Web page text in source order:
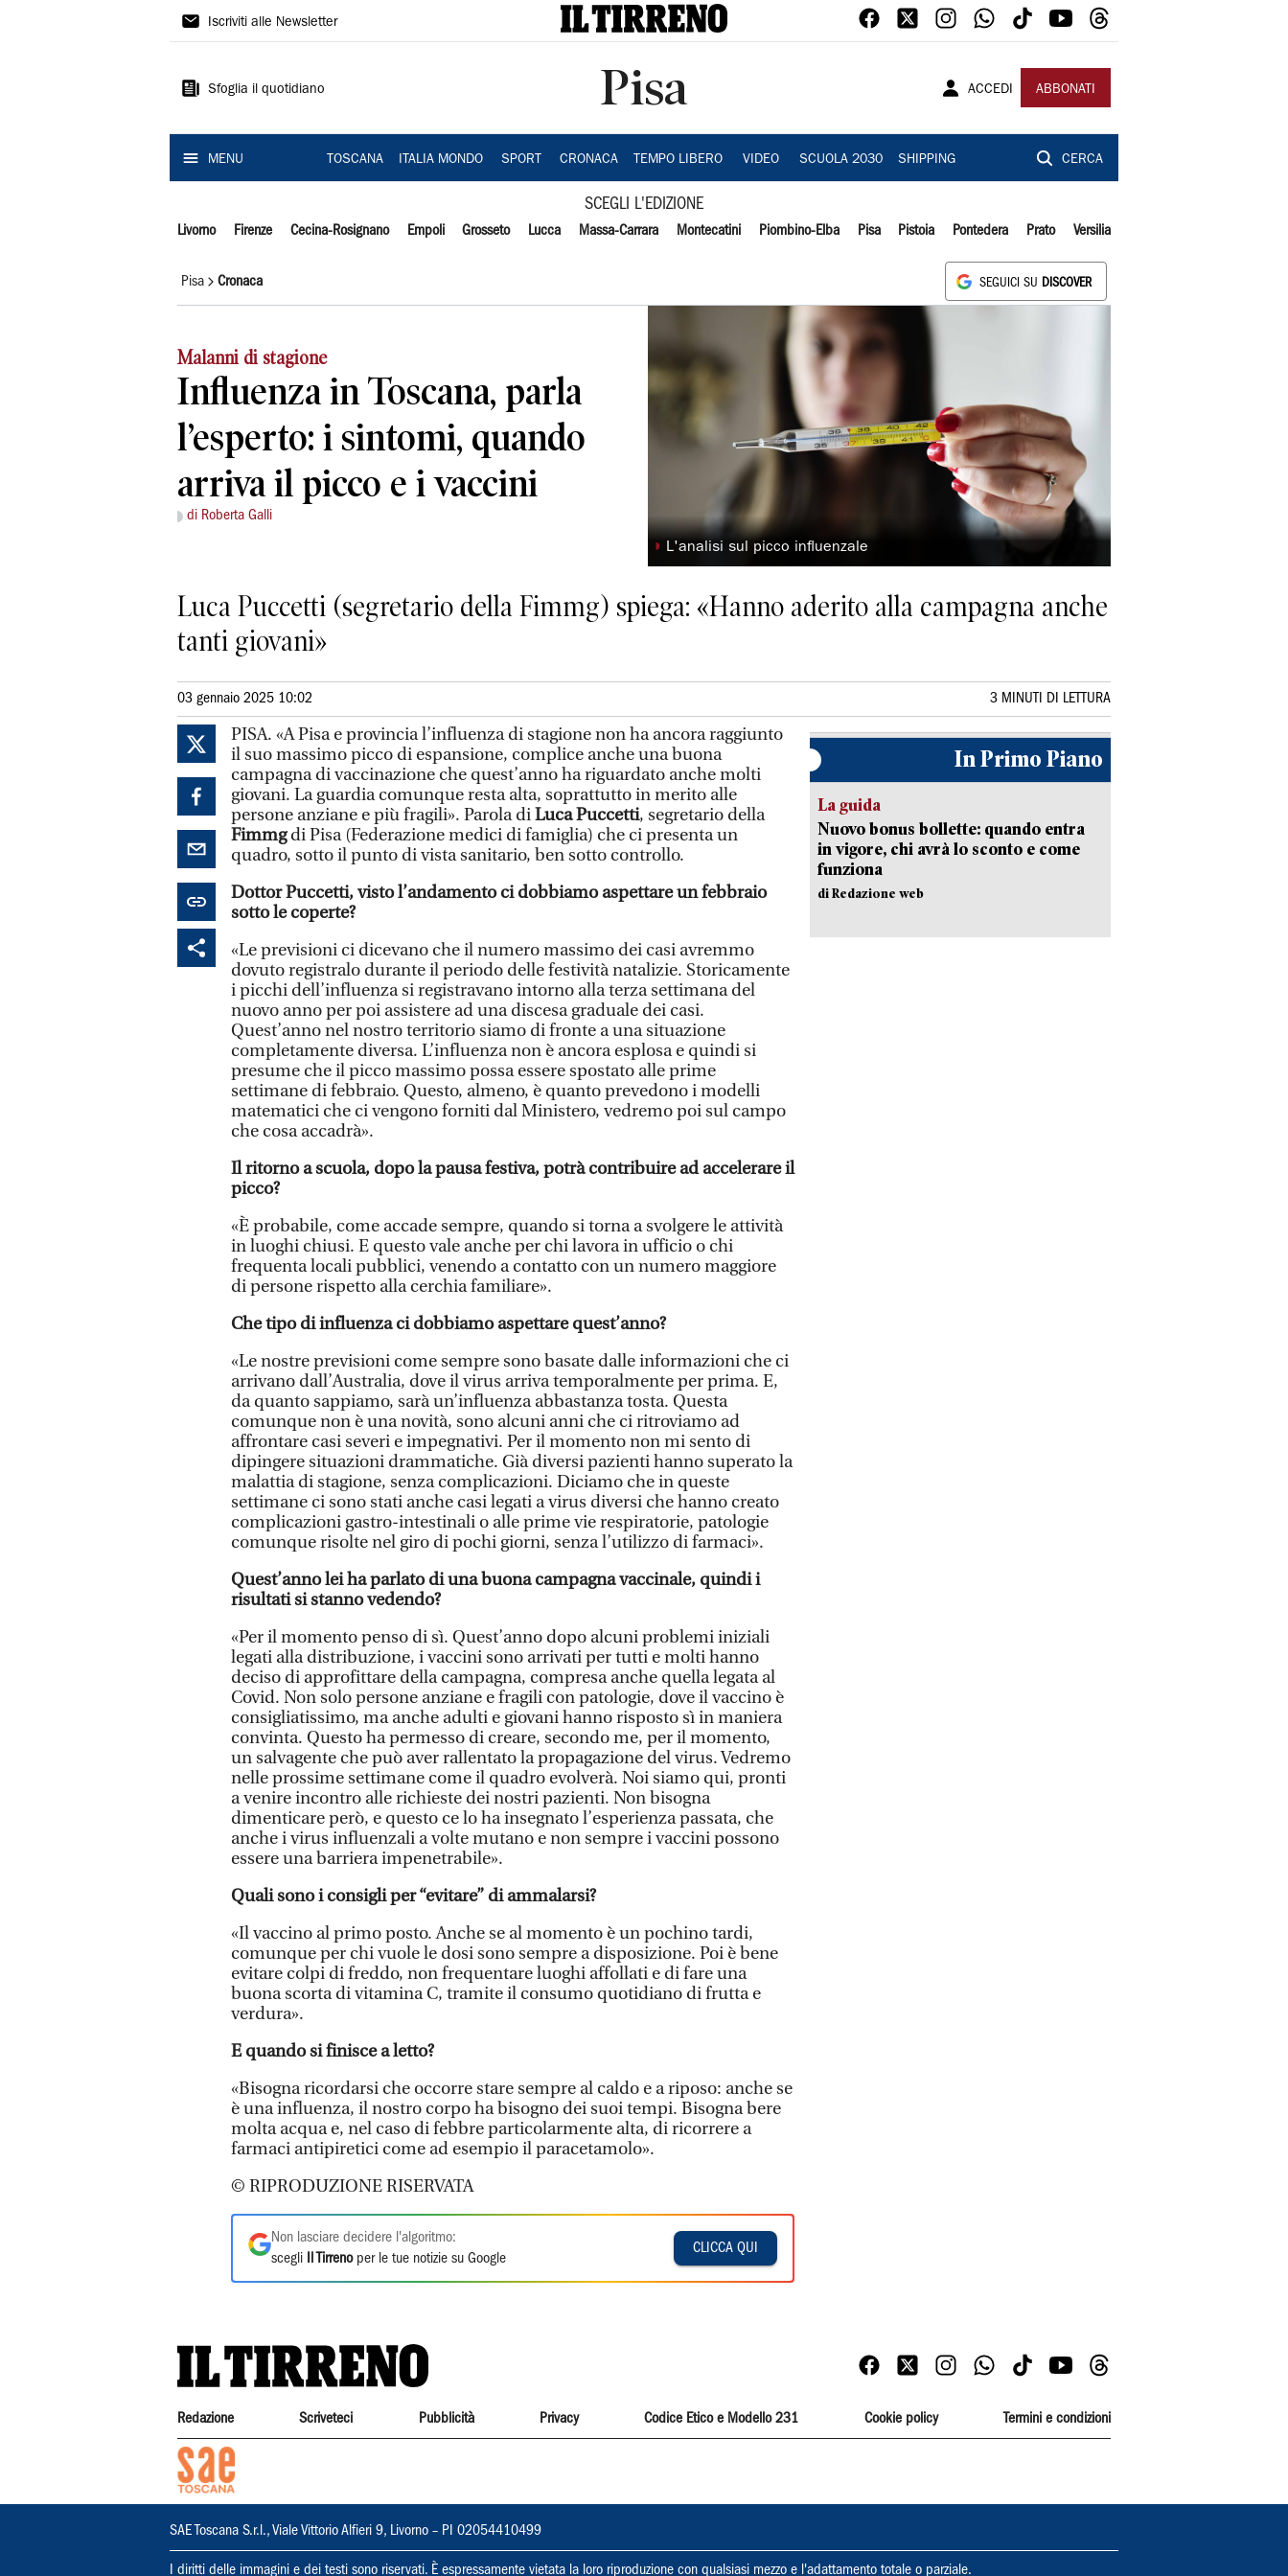
Il
Iscriviti alle Newsletter
Sfoglia il quotidiano Pisa ACCEDI ABBONATI
MENU TOSCANA ITALIA MONDO SPORT CRONACA TEMPO LIBERO VIDEO SCUOLA 2030 SHIPPING CERCA
SCEGLI L'EDIZIONE
Livorno Firenze Cecina-Rosignano Empoli Grosseto Lucca Massa-Carrara Montecatini Piombino-Elba Pisa Pistoia Pontedera Prato Versilia
Pisa Cronaca SEGUICI SU DISCOVER
Malanni di stagione
Influenza in Toscana, parla
l’esperto: i sintomi, quando
arriva il picco e i vaccini
di Roberta Galli
◗ L'analisi sul picco influenzale
Luca Puccetti (segretario della Fimmg) spiega: «Hanno aderito alla campagna anche
tanti giovani»
03 gennaio 2025 10:02 3 MINUTI DI LETTURA
PISA. «A Pisa e provincia l’influenza di stagione non ha ancora raggiunto
il suo massimo picco di espansione, complice anche una buona
campagna di vaccinazione che quest’anno ha riguardato anche molti
giovani. La guardia comunque resta alta, soprattutto in merito alle
persone anziane e più fragili». Parola diLuca Puccetti, segretario della
Fimmgdi Pisa (Federazione medici di famiglia) che ci presenta un
quadro, sotto il punto di vista sanitario, ben sotto controllo.
Dottor Puccetti, visto l’andamento ci dobbiamo aspettare un febbraio
sotto le coperte?
«Le previsioni ci dicevano che il numero massimo dei casi avremmo
dovuto registralo durante il periodo delle festività natalizie. Storicamente
i picchi dell’influenza si registravano intorno alla terza settimana del
nuovo anno per poi assistere ad una discesa graduale dei casi.
Quest’anno nel nostro territorio siamo di fronte a una situazione
completamente diversa. L’influenza non è ancora esplosa e quindi si
presume che il picco massimo possa essere spostato alle prime
settimane di febbraio. Questo, almeno, è quanto prevedono i modelli
matematici che ci vengono forniti dal Ministero, vedremo poi sul campo
che cosa accadrà».
Il ritorno a scuola, dopo la pausa festiva, potrà contribuire ad accelerare il
picco?
«È probabile, come accade sempre, quando si torna a svolgere le attività
in luoghi chiusi. E questo vale anche per chi lavora in ufficio o chi
frequenta locali pubblici, venendo a contatto con un numero maggiore
di persone rispetto alla cerchia familiare».
Che tipo di influenza ci dobbiamo aspettare quest’anno?
«Le nostre previsioni come sempre sono basate dalle informazioni che ci
arrivano dall’Australia, dove il virus arriva temporalmente per prima. E,
da quanto sappiamo, sarà un’influenza abbastanza tosta. Questa
comunque non è una novità, sono alcuni anni che ci ritroviamo ad
affrontare casi severi e impegnativi. Per il momento non mi sento di
dipingere situazioni drammatiche. Già diversi pazienti hanno superato la
malattia di stagione, senza complicazioni. Diciamo che in queste
settimane ci sono stati anche casi legati a virus diversi che hanno creato
complicazioni gastro-intestinali o alle prime vie respiratorie, patologie
comunque risolte nel giro di pochi giorni, senza l’utilizzo di farmaci».
Quest’anno lei ha parlato di una buona campagna vaccinale, quindi i
risultati si stanno vedendo?
«Per il momento penso di sì. Quest’anno dopo alcuni problemi iniziali
legati alla distribuzione, i vaccini sono arrivati per tutti e molti hanno
deciso di approfittare della campagna, compresa anche quella legata al
Covid. Non solo persone anziane e fragili con patologie, dove il vaccino è
consigliatissimo, ma anche adulti e giovani hanno risposto sì in maniera
convinta. Questo ha permesso di creare, secondo me, per il momento,
un salvagente che può aver rallentato la propagazione del virus. Vedremo
nelle prossime settimane come il quadro evolverà. Noi siamo qui, pronti
a venire incontro alle richieste dei nostri pazienti. Non bisogna
dimenticare però, e questo ce lo ha insegnato l’esperienza passata, che
anche i virus influenzali a volte mutano e non sempre i vaccini possono
essere una barriera impenetrabile».
Quali sono i consigli per “evitare” di ammalarsi?
«Il vaccino al primo posto. Anche se al momento è un pochino tardi,
comunque per chi vuole le dosi sono sempre a disposizione. Poi è bene
evitare colpi di freddo, non frequentare luoghi affollati e di fare una
buona scorta di vitamina C, tramite il consumo quotidiano di frutta e
verdura».
E quando si finisce a letto?
«Bisogna ricordarsi che occorre stare sempre al caldo e a riposo: anche se
è una influenza, il nostro corpo ha bisogno dei suoi tempi. Bisogna bere
molta acqua e, nel caso di febbre particolarmente alta, di ricorrere a
farmaci antipiretici come ad esempio il paracetamolo».
© RIPRODUZIONE RISERVATA
Non lasciare decidere l'algoritmo:
scegli
Il Tirrenoper le tue notizie su Google
CLICCA QUI
In Primo Piano
La guida
Nuovo bonus bollette: quando entra
in vigore, chi avrà lo sconto e come
funziona
di Redazione web
Redazione Scriveteci Pubblicità Privacy Codice Etico e Modello 231 Cookie policy Termini e condizioni
SAE Toscana S.r.l., Viale Vittorio Alfieri 9, Livorno – PI 02054410499
I diritti delle immagini e dei testi sono riservati. È espressamente vietata la loro riproduzione con qualsiasi mezzo e l'adattamento totale o parziale.